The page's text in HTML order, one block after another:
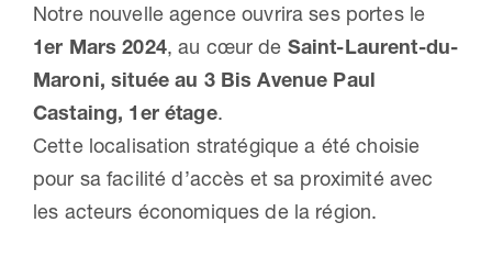
Notre nouvelle agence ouvrira ses portes le
1er Mars 2024, au cœur de Saint-Laurent-du-
Maroni, située au 3 Bis Avenue Paul
Castaing, 1er étage.
Cette localisation stratégique a été choisie
pour sa facilité d’accès et sa proximité avec
les acteurs économiques de la région.